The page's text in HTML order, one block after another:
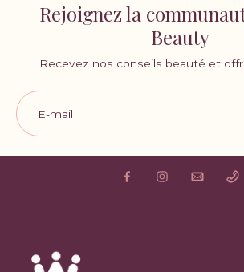
Rejoignez la
Beauty
Recevez nos conseils beauté et
E-mail